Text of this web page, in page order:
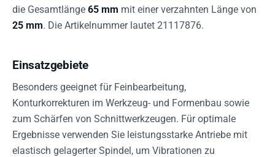
die Gesamtlänge 65 mm mit einer verzahnten Länge von
25 mm. Die Artikelnummer lautet 21117876.
Einsatzgebiete
Besonders geeignet für Feinbearbeitung,
Konturkorrekturen im Werkzeug- und Formenbau sowie
zum Schärfen von Schnittwerkzeugen. Für optimale
Ergebnisse verwenden Sie leistungsstarke Antriebe mit
elastisch gelagerter Spindel, um Vibrationen zu